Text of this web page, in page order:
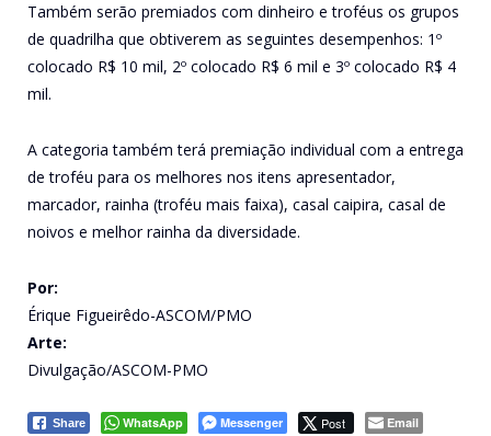
Também serão premiados com dinheiro e troféus os grupos
de quadrilha que obtiverem as seguintes desempenhos: 1º
colocado R$ 10 mil, 2º colocado R$ 6 mil e 3º colocado R$ 4
mil.
A categoria também terá premiação individual com a entrega
de troféu para os melhores nos itens apresentador,
marcador, rainha (troféu mais faixa), casal caipira, casal de
noivos e melhor rainha da diversidade.
Por:
Érique Figueirêdo-ASCOM/PMO
Arte:
Divulgação/ASCOM-PMO
Share WhatsApp Messenger Post Email